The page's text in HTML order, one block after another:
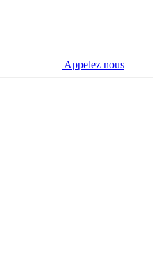
Appelez nous